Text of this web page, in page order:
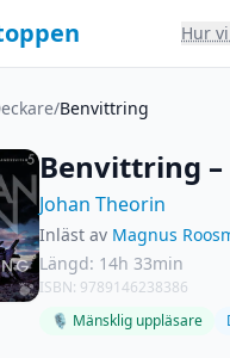
Hur
/Benvittring
Benvittring
Johan Theorin
Inläst av Magnus
Längd: 14h 33min
ISBN: 9789146238386
🎙 Mänsklig uppläsare